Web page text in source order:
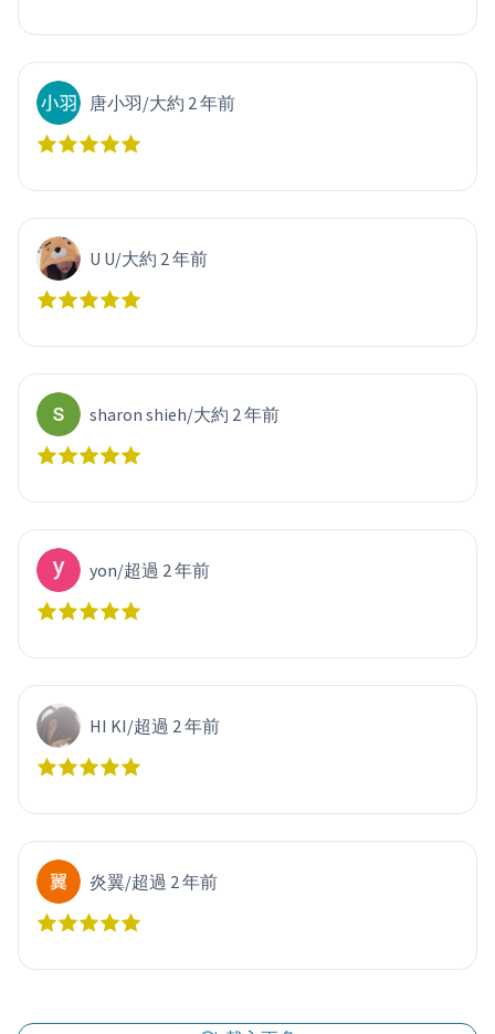
唐小羽/大約 2 年前
U U/大約 2 年前
sharon shieh/大約 2 年前
yon/超過 2 年前
HI KI/超過 2 年前
炎翼/超過 2 年前